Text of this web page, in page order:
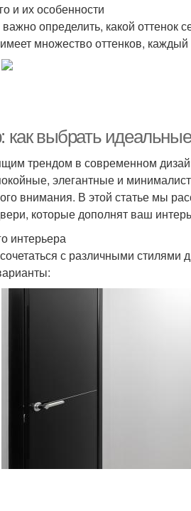
и их особенности
определить, какой оттенок
множество оттенков,
как выбрать
трендом в современном
элегантные и
внимания. В этой статье мы
которые дополнят ваш
интерьера
с различными стилями